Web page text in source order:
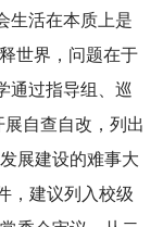
生活在本质上是
世界，问题在于
通过指导组、巡
自查自改，列出
展建设的难事大
，建议列入校级